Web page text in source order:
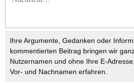
Ihre Argumente, Gedanken oder
kommentierten Beitrag bringen wir
Nutzernamen und ohne Ihre E-
Vor- und Nachnamen erfahren.